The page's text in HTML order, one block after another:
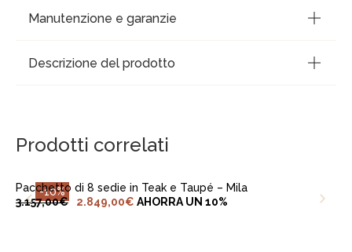
Manutenzione e garanzie
Descrizione del prodotto
Prodotti correlati
-10%
Pacchetto di 8 sedie in Teak e Taupé – Mila
3.157,00€ 2.849,00€ AHORRA UN 10%